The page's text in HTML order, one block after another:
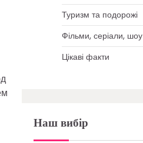
Туризм та подорожі
Фільми, серіали, шоу
Цікаві факти
Наш вибір